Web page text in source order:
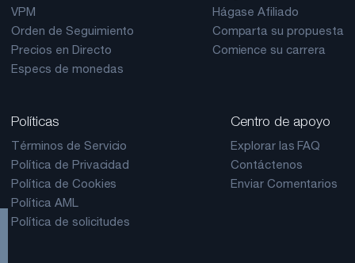
VPM
Orden de Seguimiento
Precios en Directo
Especs de monedas
Hágase Afiliado
Comparta su propuesta
Comience su carrera
Políticas
Términos de Servicio
Política de Privacidad
Política de Cookies
Política AML
Política de solicitudes
Centro de apoyo
Explorar las FAQ
Contáctenos
Enviar Comentarios